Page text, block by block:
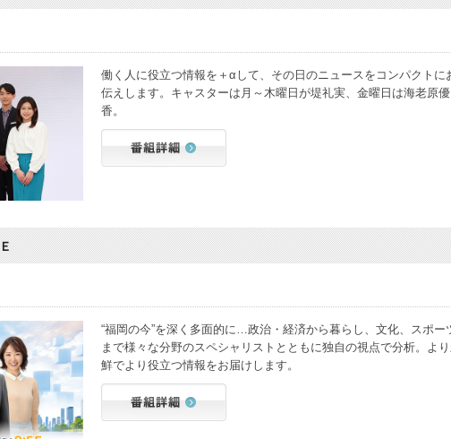
働く人に役立つ情報を＋αして、その日のニュースをコンパクトに
伝えします。キャスターは月～木曜日が堤礼実、金曜日は海老原優
香。
“福岡の今”を深く多面的に…政治・経済から暮らし、文化、スポー
まで様々な分野のスペシャリストとともに独自の視点で分析。よ
鮮でより役立つ情報をお届けします。